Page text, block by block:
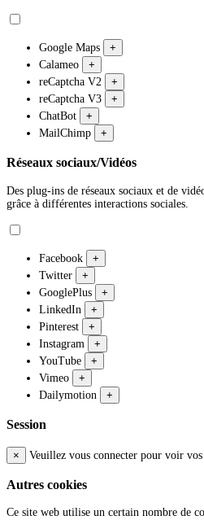
Google Maps
+
Calameo
+
reCaptcha V2
+
reCaptcha V3
+
ChatBot
+
MailChimp
+
Réseaux sociaux/Vidéos
Des plug-ins de réseaux sociaux et de
grâce à différentes interactions sociales.
Facebook
+
Twitter
+
GooglePlus
+
LinkedIn
+
Pinterest
+
Instagram
+
YouTube
+
Vimeo
+
Dailymotion
+
Session
× Veuillez vous connecter pour voir
Autres cookies
Ce site web utilise un certain nombre de